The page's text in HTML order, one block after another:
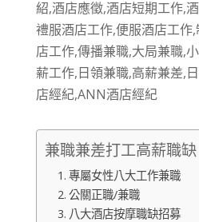
兼職兼差打工高薪職缺
專屬女性八大工作兼職
公關正職/兼職
八大酒店按摩職缺招募